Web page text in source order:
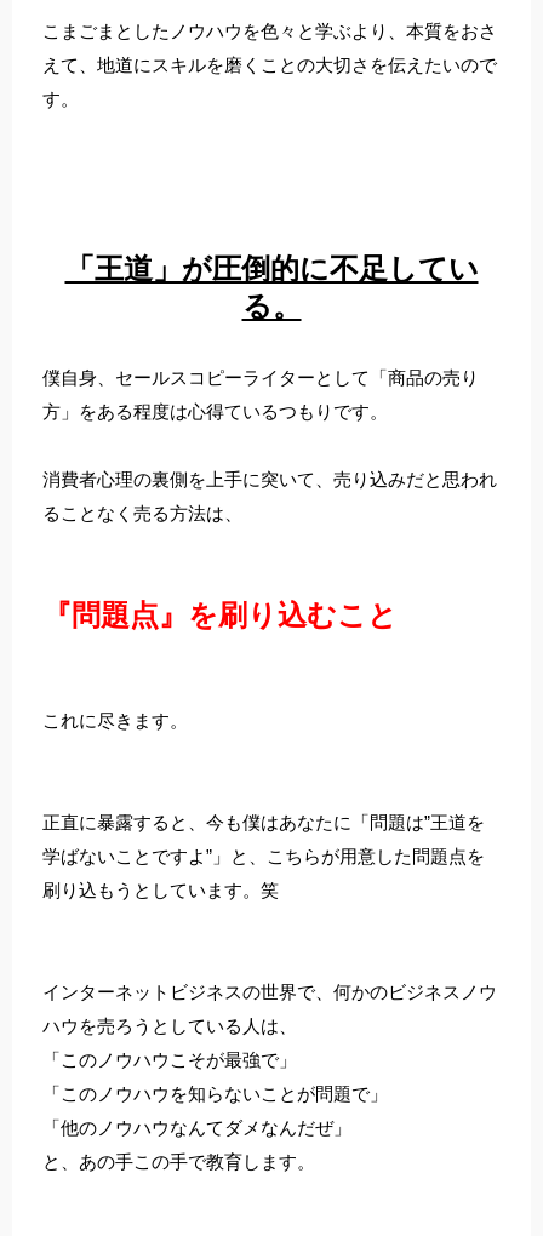
こまごまとしたノウハウを色々と学ぶより、本質をおさ
えて、地道にスキルを磨くことの大切さを伝えたいので
す。
「王道」が圧倒的に不足してい
る。
僕自身、セールスコピーライターとして「商品の売り
方」をある程度は心得ているつもりです。
消費者心理の裏側を上手に突いて、売り込みだと思われ
ることなく売る方法は、
『問題点』を刷り込むこと
これに尽きます。
正直に暴露すると、今も僕はあなたに「問題は”王道を
学ばないことですよ”」と、こちらが用意した問題点を
刷り込もうとしています。笑
インターネットビジネスの世界で、何かのビジネスノウ
ハウを売ろうとしている人は、
「このノウハウこそが最強で」
「このノウハウを知らないことが問題で」
「他のノウハウなんてダメなんだぜ」
と、あの手この手で教育します。